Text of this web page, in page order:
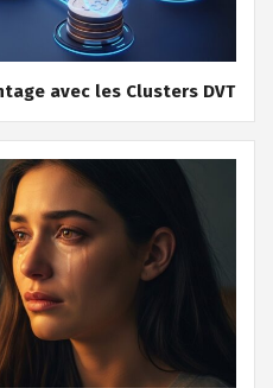
avec les Clusters DVT